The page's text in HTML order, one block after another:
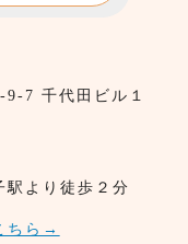
7 千代田ビル１
より徒歩２分
ちら→